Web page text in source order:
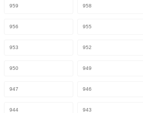
959 958
956 955
953 952
950 949
947 946
944 943